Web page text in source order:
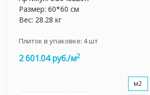
Размер: 60*60 см
Вес: 28.28 кг
Плиток в упаковке: 4шт
2 601.04 руб./м2
м2